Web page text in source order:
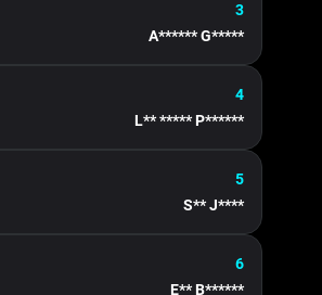
3
A****** G*****
4
L** ***** P******
5
S** J****
6
E** B******